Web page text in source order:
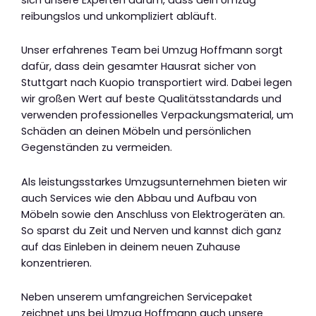
reibungslos und unkompliziert abläuft.
Unser erfahrenes Team bei Umzug Hoffmann sorgt
dafür, dass dein gesamter Hausrat sicher von
Stuttgart nach Kuopio transportiert wird. Dabei legen
wir großen Wert auf beste Qualitätsstandards und
verwenden professionelles Verpackungsmaterial, um
Schäden an deinen Möbeln und persönlichen
Gegenständen zu vermeiden.
Als leistungsstarkes Umzugsunternehmen bieten wir
auch Services wie den Abbau und Aufbau von
Möbeln sowie den Anschluss von Elektrogeräten an.
So sparst du Zeit und Nerven und kannst dich ganz
auf das Einleben in deinem neuen Zuhause
konzentrieren.
Neben unserem umfangreichen Servicepaket